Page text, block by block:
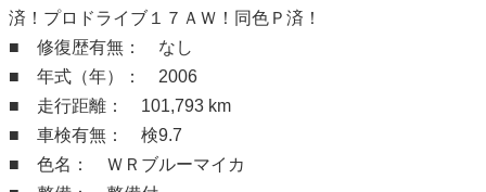
済！プロドライブ１７ＡＷ！同色Ｐ済！
■ 修復歴有無： なし
■ 年式（年）： 2006
■ 走行距離： 101,793 km
■ 車検有無： 検9.7
■ 色名： ＷＲブルーマイカ